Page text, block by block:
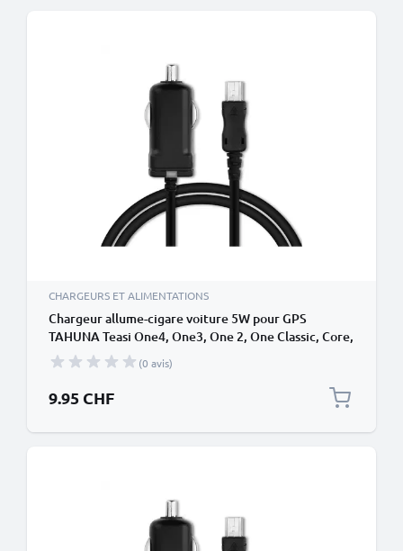
CHARGEURS ET ALIMENTATIONS
Chargeur allume-cigare voiture 5W pour GPS
TAHUNA Teasi One4, One3, One 2, One Classic, Core,
Pro Pulse - 1.1m, 5V, 1A / 1000mA
(0 avis)
9.95 CHF